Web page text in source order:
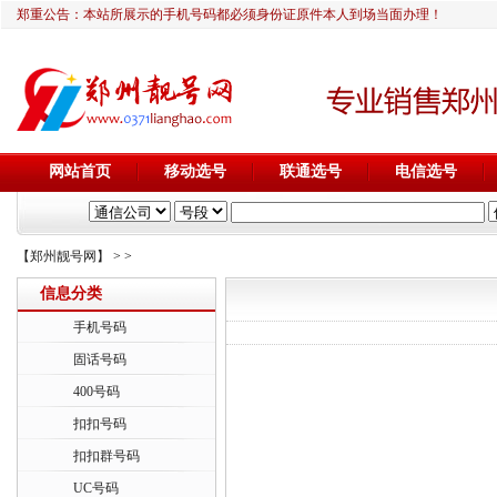
郑重公告：本站所展示的手机号码都必须身份证原件本人到场当面办理！
网站首页 移动选号 联通选号 电信选号
【郑州靓号网】 > >
信息分类
手机号码
固话号码
400号码
扣扣号码
扣扣群号码
UC号码